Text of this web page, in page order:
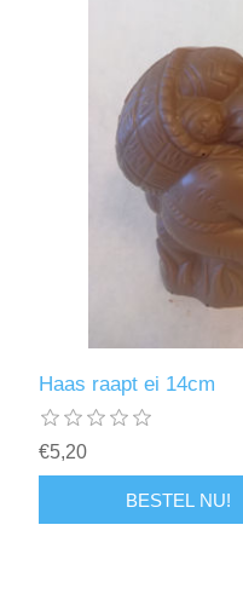
Haas raapt ei 14cm
€5,20